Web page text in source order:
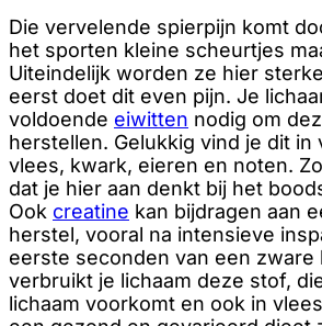
Die vervelende spierpijn komt
het sporten kleine scheurtjes
Uiteindelijk worden ze hier
eerst doet dit even pijn. Je
voldoende eiwitten nodig om
herstellen. Gelukkig vind je dit in
vlees, kwark, eieren en noten.
dat je hier aan denkt bij het
Ook creatine kan bijdragen aan
herstel, vooral na intensieve
eerste seconden van een zware
verbruikt je lichaam deze stof,
lichaam voorkomt en ook in